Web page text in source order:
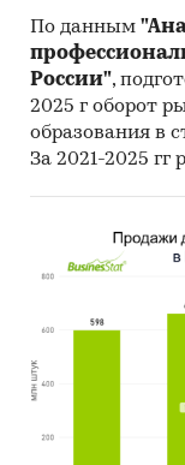
По данным
России",
2025 г оборот
образования в
За 2021-2025 гг